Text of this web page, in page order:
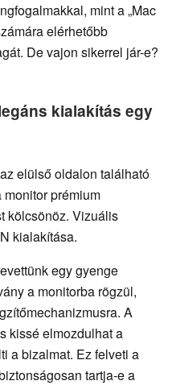
mint a „Mac
elérhetőbb
De vajon sikerrel jár-e?
kialakítás egy
elülső oldalon található
prémium
kölcsönöz. Vizuális
kialakítása.
egy gyenge
a monitorba rögzül,
A
kissé elmozdulhat a
a bizalmat. Ez felveti a
tartja-e a